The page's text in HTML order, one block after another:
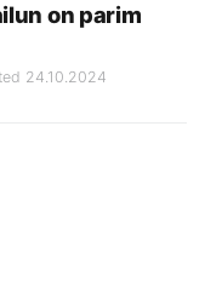
on parim
24.10.2024